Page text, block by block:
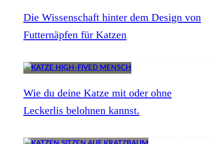
Die Wissenschaft hinter dem Design von
Futternäpfen für Katzen
Wie du deine Katze mit oder ohne
Leckerlis belohnen kannst.